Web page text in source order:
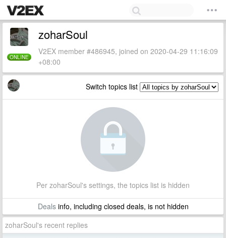
ONLINE
zoharSoul
V2EX member #486945, joined on 2020-04-29 11:16:09
+08:00
Switch topics list
Per zoharSoul's settings, the topics list is hidden
Dealsinfo, including closed deals, is not hidden
zoharSoul's recent replies